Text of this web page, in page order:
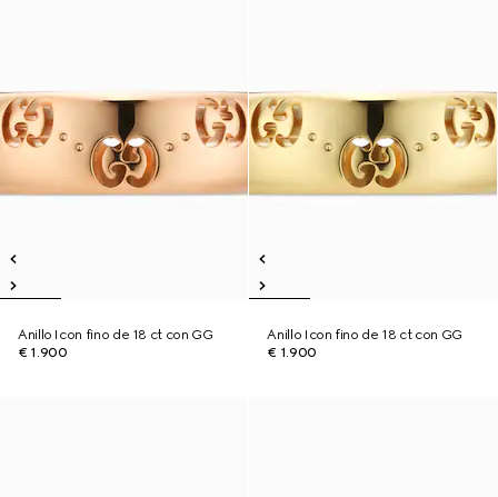
Anillo Icon fino de 18 ct con GG
€ 1.900
Anillo Icon fino de 18 ct con GG
€ 1.900